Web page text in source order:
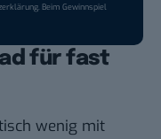
. Beim Gewinnspiel
für fast
wenig mit